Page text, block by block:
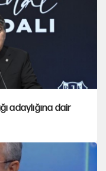
adaylığına dair